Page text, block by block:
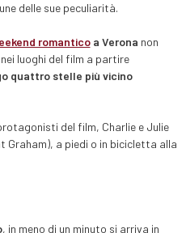
delle sue peculiarità.
romanticoa Verona non
luoghi del film a partire
quattro stelle più vicino
del film, Charlie e Julie
Graham), a piedi o in bicicletta alla
, in meno di un minuto si arriva in